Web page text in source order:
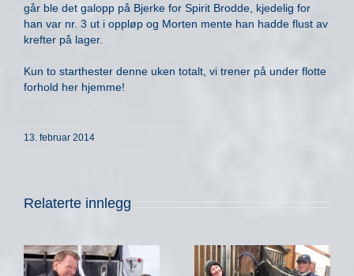
går ble det galopp på Bjerke for Spirit Brodde, kjedelig for
han var nr. 3 ut i oppløp og Morten mente han hadde flust av
krefter på lager.
Kun to starthester denne uken totalt, vi trener på under flotte
forhold her hjemme!
13. februar 2014
Relaterte innlegg